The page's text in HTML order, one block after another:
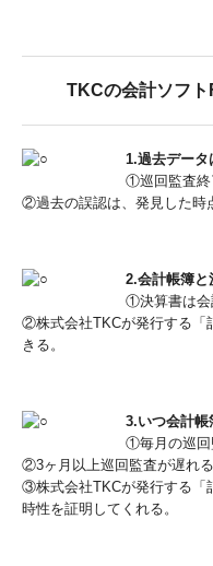
TKCの会計ソフ
1.過去データ
①巡回監査終
②過去の誤認は、発見した時
2.会計帳簿と
①決算書は会
②株式会社TKCが発行する「
きる。
3.いつ会計帳
①毎月の巡回
②3ヶ月以上巡回監査が遅れる
③株式会社TKCが発行する「
時性を証明してくれる。